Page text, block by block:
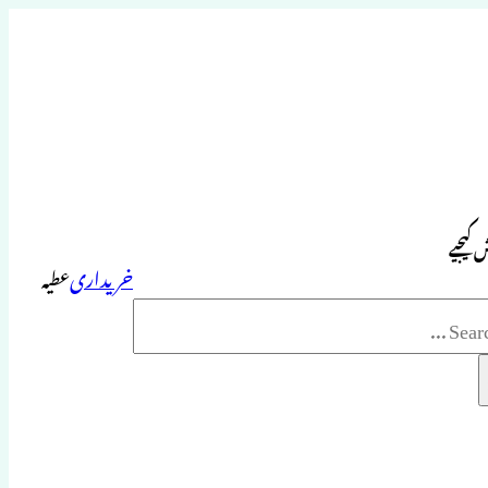
کیجیے
خریداریعطیہ